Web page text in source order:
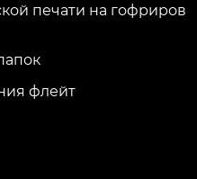
печати на гофриров
флейт